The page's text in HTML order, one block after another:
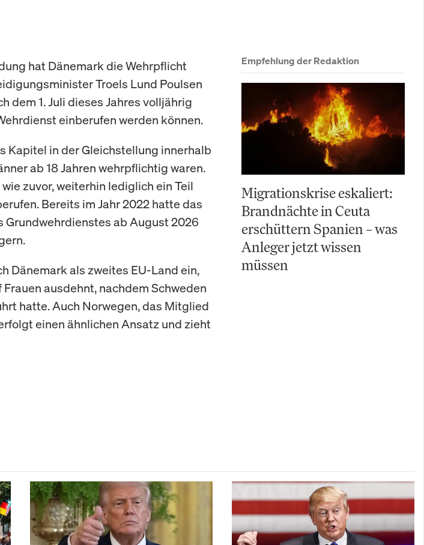
hat Dänemark die Wehrpflicht
Troels Lund Poulsen
dem 1. Juli dieses Jahres volljährig
einberufen werden können.
Kapitel in der Gleichstellung innerhalb
ab 18 Jahren wehrpflichtig waren.
zuvor, weiterhin lediglich ein Teil
Bereits im Jahr 2022 hatte das
Grundwehrdienstes ab August 2026
Dänemark als zweites EU-Land ein,
ausdehnt, nachdem Schweden
hatte. Auch Norwegen, das Mitglied
einen ähnlichen Ansatz und zieht
Empfehlung der Redaktion
Migrationskrise eskaliert:
Brandnächte in Ceuta
erschüttern Spanien – was
Anleger jetzt wissen
müssen